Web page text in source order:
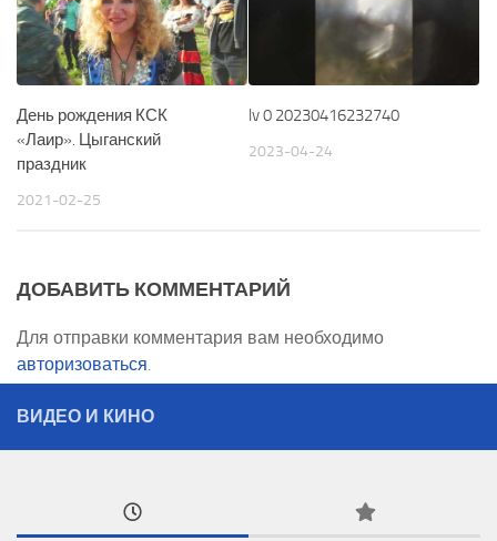
День рождения КСК
«Лаир». Цыганский
праздник
2021-02-25
lv 0 20230416232740
2023-04-24
ДОБАВИТЬ КОММЕНТАРИЙ
Для отправки комментария вам необходимо
авторизоваться.
ВИДЕО И КИНО